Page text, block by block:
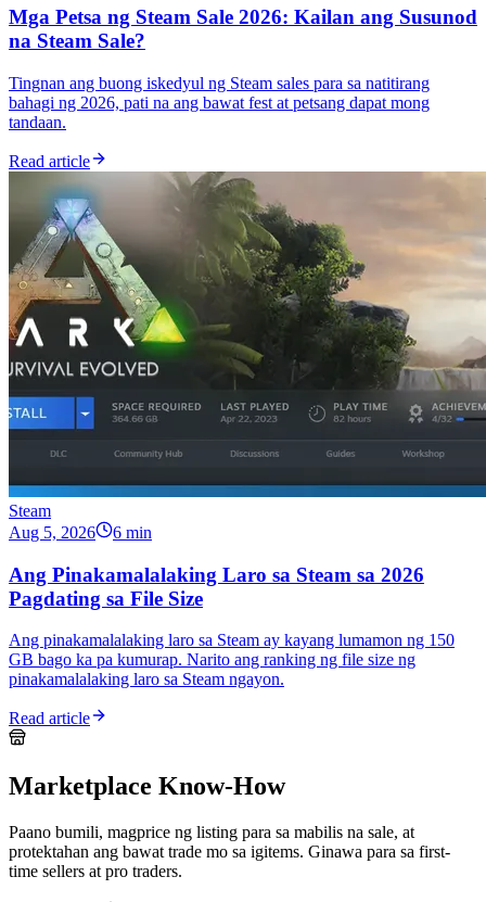
Mga Petsa ng Steam Sale 2026: Kailan ang Susunod
na Steam Sale?
Tingnan ang buong iskedyul ng Steam sales para sa natitirang
bahagi ng 2026, pati na ang bawat fest at petsang dapat mong
tandaan.
Read article
Steam
Aug 5, 2026
6 min
Ang Pinakamalalaking Laro sa Steam sa 2026
Pagdating sa File Size
Ang pinakamalalaking laro sa Steam ay kayang lumamon ng 150
GB bago ka pa kumurap. Narito ang ranking ng file size ng
pinakamalalaking laro sa Steam ngayon.
Read article
Marketplace Know-How
Paano bumili, magprice ng listing para sa mabilis na sale, at
protektahan ang bawat trade mo sa igitems. Ginawa para sa first-
time sellers at pro traders.